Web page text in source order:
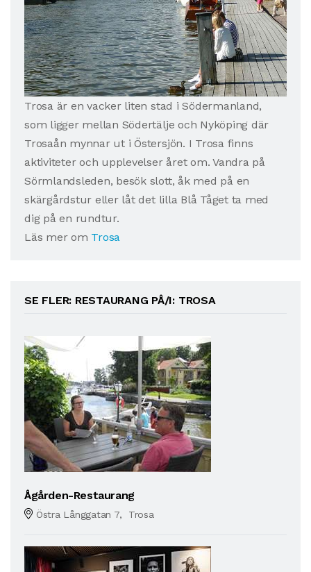
Trosa är en vacker liten stad i Södermanland,
som ligger mellan Södertälje och Nyköping där
Trosaån mynnar ut i Östersjön. I Trosa finns
aktiviteter och upplevelser året om. Vandra på
Sörmlandsleden, besök slott, åk med på en
skärgårdstur eller låt det lilla Blå Tåget ta med
dig på en rundtur.
Läs mer om Trosa
SE FLER: RESTAURANG PÅ/I: TROSA
Ågården-Restaurang
Östra Långgatan 7, Trosa